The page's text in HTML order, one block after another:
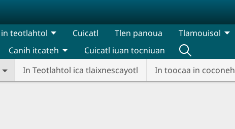
teotlahtol Cuicatl Tlen panoua Tlamouisol
In Teotlahtol ica tlaixnescayotl In toocaa in coconeh
Canih itcateh Cuicatl iuan tocniuan